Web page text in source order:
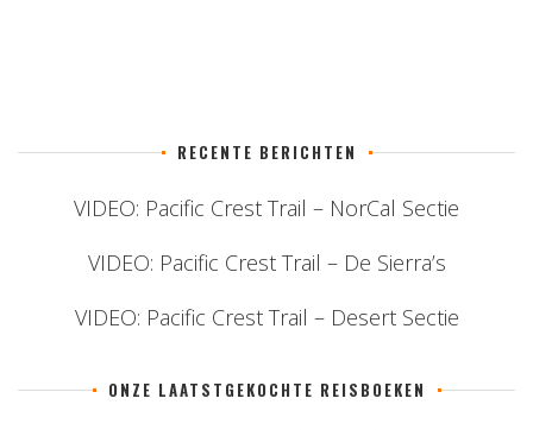
RECENTE BERICHTEN
VIDEO: Pacific Crest Trail – NorCal Sectie
VIDEO: Pacific Crest Trail – De Sierra’s
VIDEO: Pacific Crest Trail – Desert Sectie
ONZE LAATSTGEKOCHTE REISBOEKEN